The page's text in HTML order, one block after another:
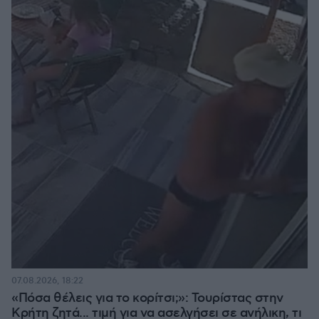
«Πόσα θέλεις για το κορίτσι;»: Τουρίστας στην
Κρήτη ζητά... τιμή για να ασελγήσει σε ανήλικη, τι
07.08.2026, 18:22